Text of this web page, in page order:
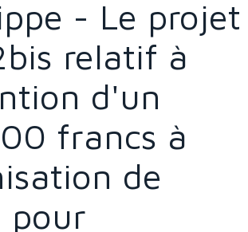
- Le projet
relatif à
d'un
francs à
de
pour